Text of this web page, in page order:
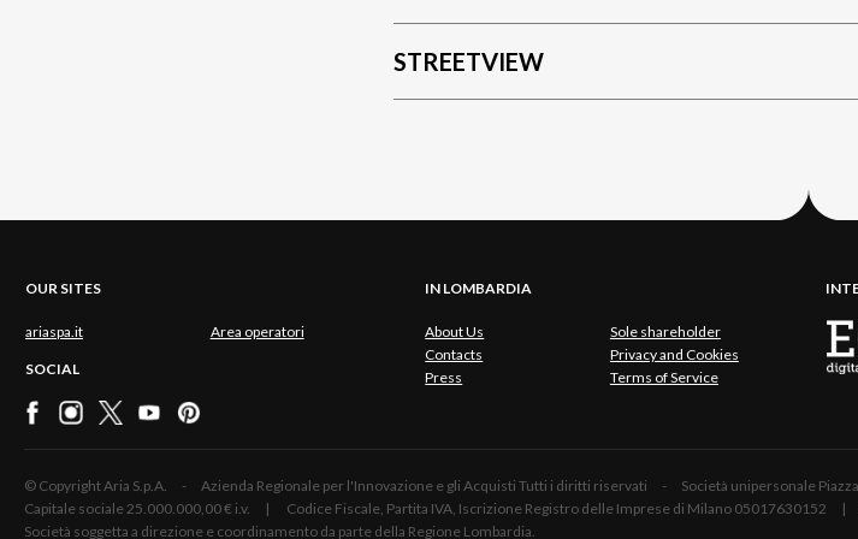
STREETVIEW
OUR SITES
ariaspa.it Area operatori
SOCIAL
IN LOMBARDIA
About Us
Sole shareholder
Contacts
Privacy and Cookies
Press
Terms of Service
© Copyright Aria S.p.A. - Azienda Regionale per l'Innovazione e gli Acquisti Tutti i diritti riservati - Società unipersonale
Capitale sociale 25.000.000,00 € i.v. | Codice Fiscale, Partita IVA, Iscrizione Registro delle Imprese di Milano 05017630152 |
Società soggetta a direzione e coordinamento da parte della Regione Lombardia.